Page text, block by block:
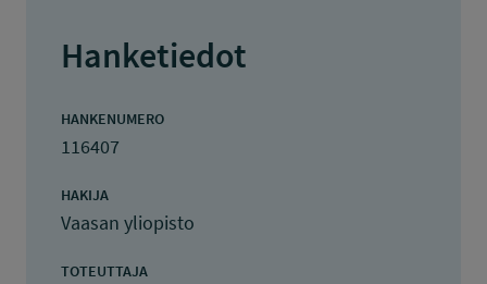
Hanketiedot
HANKENUMERO
116407
HAKIJA
Vaasan yliopisto
TOTEUTTAJA